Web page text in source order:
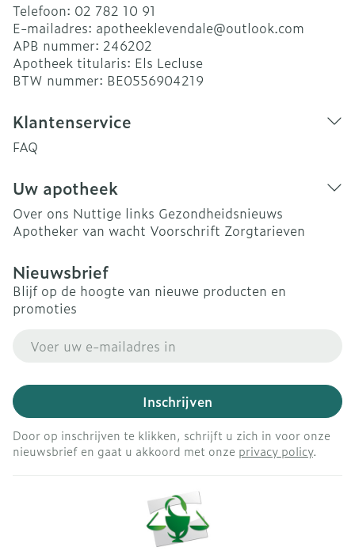
Telefoon: 02 782 10 91
E-mailadres: apotheeklevendale@outlook.com
APB nummer: 246202
Apotheek titularis: Els Lecluse
BTW nummer: BE0556904219
Klantenservice
FAQ
Uw apotheek
Over ons Nuttige links Gezondheidsnieuws
Apotheker van wacht Voorschrift Zorgtarieven
Nieuwsbrief
Blijf op de hoogte van nieuwe producten en
promoties
Inschrijven
Door op inschrijven te klikken, schrijft u zich in voor onze
nieuwsbrief en gaat u akkoord met onze privacy policy.